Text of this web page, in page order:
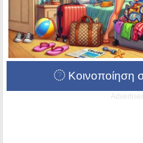
Κοινοποίηση